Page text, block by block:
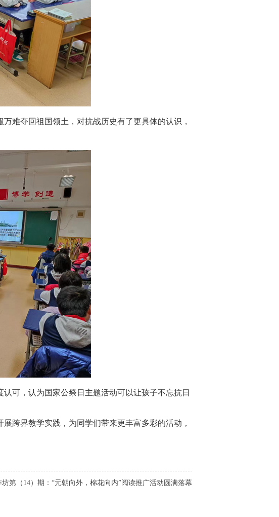
难夺回祖国领土，对抗战历史有了更具体的认识，
可，认为国家公祭日主题活动可以让孩子不忘抗日
跨界教学实践，为同学们带来更丰富多彩的活动，
第（14）期：“元朝向外，棉花向内”阅读推广活动圆满落幕